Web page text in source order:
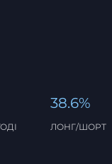
38.6%
ЛОНГ/ШОРТ